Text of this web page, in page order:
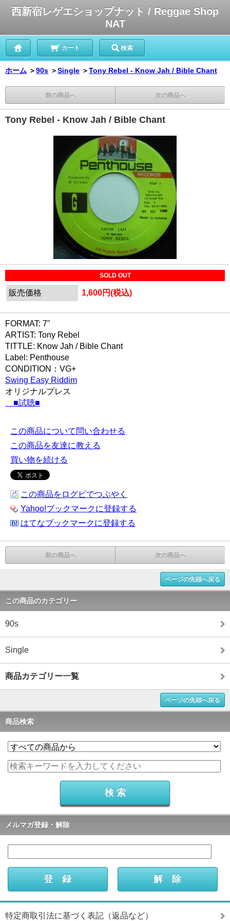
西新宿レゲエショップナット / Reggae Shop
NAT
カート 検索
ホーム ＞90s ＞Single ＞Tony Rebel - Know Jah / Bible Chant
前の商品へ 次の商品へ
Tony Rebel - Know Jah / Bible Chant
SOLD OUT
販売価格 1,600円(税込)
FORMAT: 7"
ARTIST: Tony Rebel
TITTLE: Know Jah / Bible Chant
Label: Penthouse
CONDITION：VG+
Swing Easy Riddim
オリジナルプレス
■試聴■
この商品について問い合わせる
この商品を友達に教える
買い物を続ける
この商品をログピでつぶやく
Yahoo!ブックマークに登録する
はてなブックマークに登録する
前の商品へ 次の商品へ
ページの先頭へ戻る
この商品のカテゴリー
90s
Single
商品カテゴリー一覧
ページの先頭へ戻る
商品検索
メルマガ登録・解除
特定商取引法に基づく表記（返品など）